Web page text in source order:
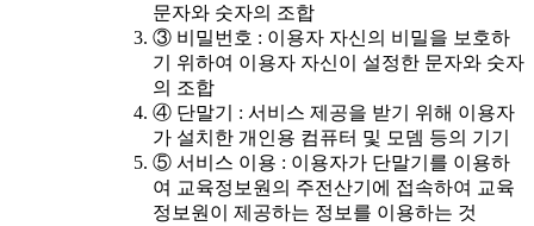
문자와 숫자의 조합
③ 비밀번호 : 이용자 자신의 비밀을 보호하
기 위하여 이용자 자신이 설정한 문자와 숫자
의 조합
④ 단말기 : 서비스 제공을 받기 위해 이용자
가 설치한 개인용 컴퓨터 및 모뎀 등의 기기
⑤ 서비스 이용 : 이용자가 단말기를 이용하
여 교육정보원의 주전산기에 접속하여 교육
정보원이 제공하는 정보를 이용하는 것